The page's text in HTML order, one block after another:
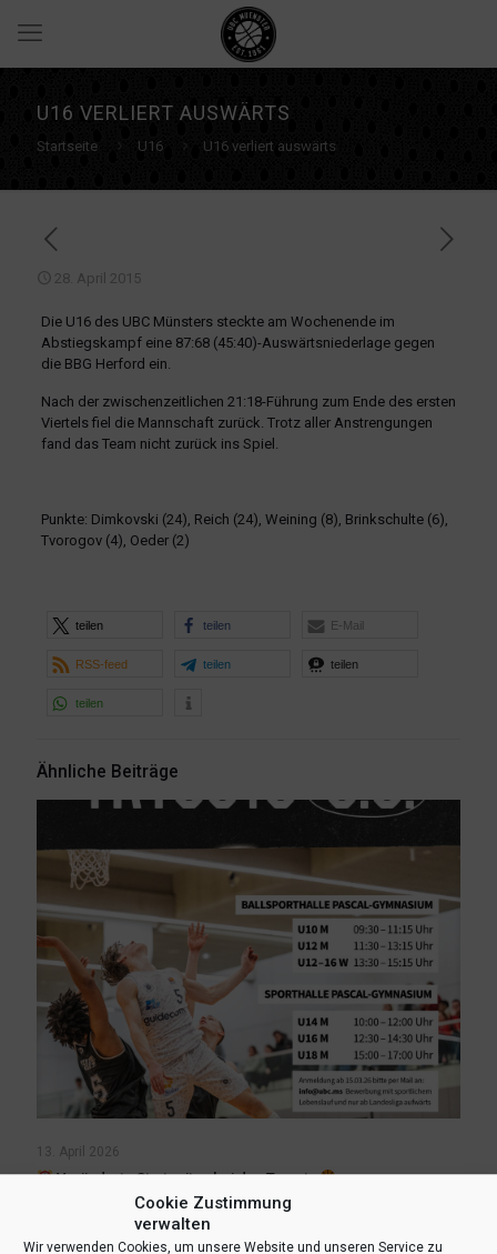
Cookie Zustimmung
verwalten
Wir verwenden Cookies, um unsere Website und unseren Service zu
U16 VERLIERT AUSWÄRTS
Startseite U16 U16 verliert auswärts
28. April 2015
Die U16 des UBC Münsters steckte am Wochenende im
Abstiegskampf eine 87:68 (45:40)-Auswärtsniederlage gegen
die BBG Herford ein.
Nach der zwischenzeitlichen 21:18-Führung zum Ende des ersten
Viertels fiel die Mannschaft zurück. Trotz aller Anstrengungen
fand das Team nicht zurück ins Spiel.
Punkte: Dimkovski (24), Reich (24), Weining (8), Brinkschulte (6),
Tvorogov (4), Oeder (2)
teilen teilen E-Mail
RSS-feed teilen teilen
teilen
Ähnliche Beiträge
13. April 2026
Veränderte Startzeiten bei den Tryouts
Mehr lesen